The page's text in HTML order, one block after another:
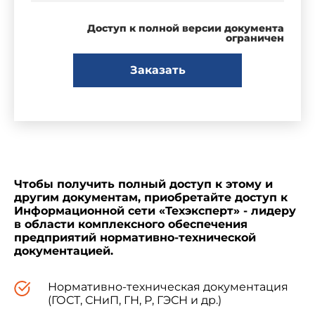
Доступ к полной версии документа
ограничен
Заказать
Чтобы получить полный доступ к этому и
другим документам, приобретайте доступ к
Информационной сети «Техэксперт» - лидеру
в области комплексного обеспечения
предприятий нормативно-технической
документацией.
Нормативно-техническая документация
(ГОСТ, СНиП, ГН, Р, ГЭСН и др.)